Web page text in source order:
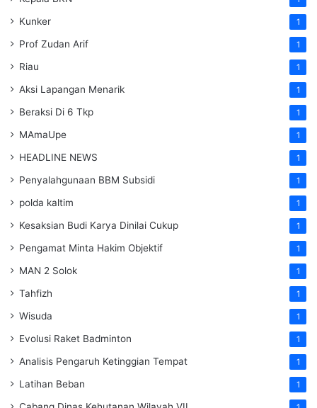
Kunker 1
Prof Zudan Arif 1
Riau 1
Aksi Lapangan Menarik 1
Beraksi Di 6 Tkp 1
MAmaUpe 1
HEADLINE NEWS 1
Penyalahgunaan BBM Subsidi 1
polda kaltim 1
Kesaksian Budi Karya Dinilai Cukup 1
Pengamat Minta Hakim Objektif 1
MAN 2 Solok 1
Tahfizh 1
Wisuda 1
Evolusi Raket Badminton 1
Analisis Pengaruh Ketinggian Tempat 1
Latihan Beban 1